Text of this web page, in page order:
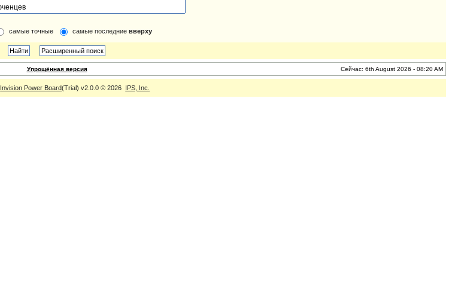
самые точные самые последние вверху
Упрощённая версия Сейчас: 6th August 2026 - 08:20 AM
Invision Power Board(Trial) v2.0.0 © 2026 IPS, Inc.